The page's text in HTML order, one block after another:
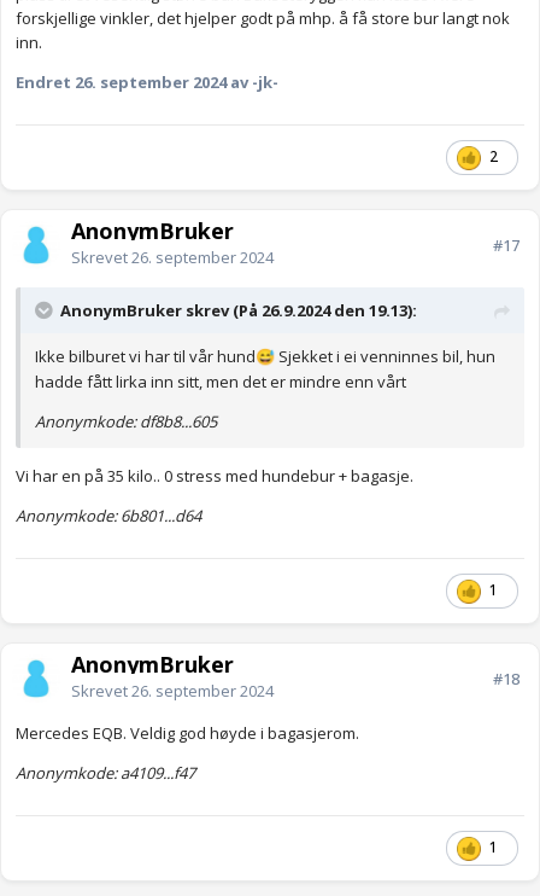
forskjellige vinkler, det hjelper godt på mhp. å få store bur langt nok
inn.
Endret 26. september 2024av -jk-
2
AnonymBruker
Skrevet26. september 2024
#17
AnonymBruker skrev (På 26.9.2024 den 19.13):
Ikke bilburet vi har til vår hund😅 Sjekket i ei venninnes bil, hun
hadde fått lirka inn sitt, men det er mindre enn vårt
Anonymkode: df8b8...605
Vi har en på 35 kilo.. 0 stress med hundebur + bagasje.
Anonymkode: 6b801...d64
1
AnonymBruker
Skrevet26. september 2024
#18
Mercedes EQB. Veldig god høyde i bagasjerom.
Anonymkode: a4109...f47
1